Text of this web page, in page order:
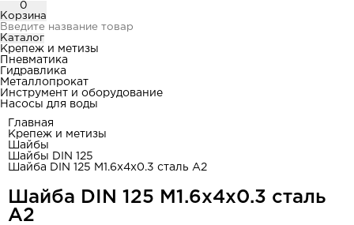
0
Корзина
Каталог
Крепеж и метизы
Пневматика
Гидравлика
Металлопрокат
Инструмент и оборудование
Насосы для воды
Главная
Крепеж и метизы
Шайбы
Шайбы DIN 125
Шайба DIN 125 М1.6x4x0.3 сталь А2
Шайба DIN 125 М1.6x4x0.3 сталь
А2